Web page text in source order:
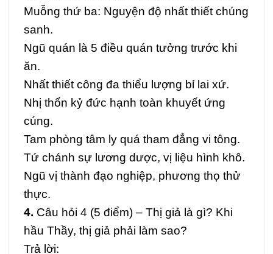
Muỗng thứ ba: Nguyện độ nhất thiết chúng
sanh.
Ngũ quán là 5 điều quán tưởng trước khi
ăn.
Nhất thiết công đa thiểu lượng bỉ lai xứ.
Nhị thổn kỷ đức hạnh toàn khuyết ứng
cúng.
Tam phòng tâm ly quá tham đẳng vi tông.
Tứ chánh sự lương dược, vị liệu hình khô.
Ngũ vị thành đạo nghiệp, phương thọ thử
thực.
4. Câu hỏi 4 (5 điểm) – Thị giả là gì? Khi
hầu Thầy, thị giả phải làm sao?
Trả lời: